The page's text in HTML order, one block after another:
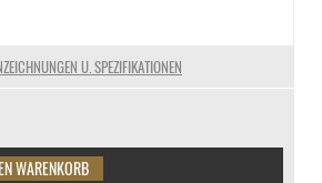
U. SPEZIFIKATIONEN